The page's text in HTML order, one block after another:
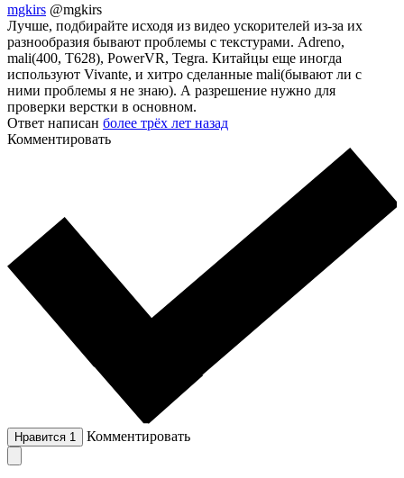
mgkirs @mgkirs
Лучше, подбирайте исходя из видео ускорителей из-за их
разнообразия бывают проблемы с текстурами. Adreno,
mali(400, T628), PowerVR, Tegra. Китайцы еще иногда
используют Vivante, и хитро сделанные mali(бывают ли с
ними проблемы я не знаю). А разрешение нужно для
проверки верстки в основном.
Ответ написан более трёх лет назад
Комментировать
Нравится 1 Комментировать